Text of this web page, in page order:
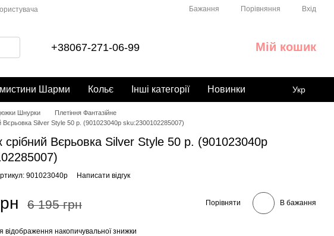
Бажання Порівняння Вхід
+38067-271-06-99 Мій кошик
Шарми Кольє Інші категорії Новинки Укр
Шнурки
Плетіння Фантазійне
Вєрьовка Silver Style 50 р. (901023040р sku:2300102285007)
Вєрьовка Silver Style 50 р. (901023040р
901023040р Написати відгук
6 195 грн Порівняти В бажання
відображення накопичувальної знижки